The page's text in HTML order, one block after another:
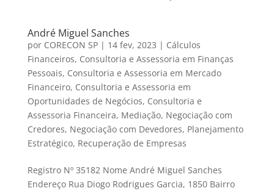
André Miguel Sanches
por CORECON SP| 14 fev, 2023 | Cálculos
Financeiros, Consultoria e Assessoria em Finanças
Pessoais, Consultoria e Assessoria em Mercado
Financeiro, Consultoria e Assessoria em
Oportunidades de Negócios, Consultoria e
Assessoria Financeira, Mediação, Negociação com
Credores, Negociação com Devedores, Planejamento
Estratégico, Recuperação de Empresas
Registro Nº 35182 Nome André Miguel Sanches
Endereço Rua Diogo Rodrigues Garcia, 1850 Bairro